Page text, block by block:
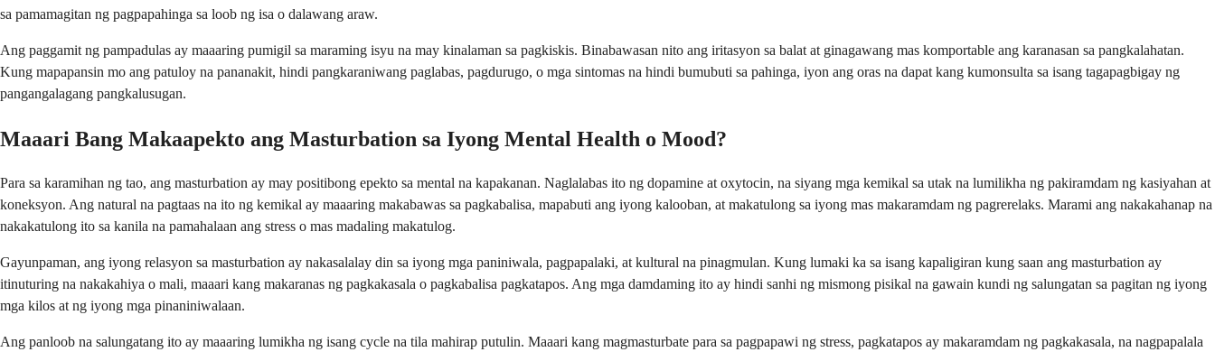
sa pamamagitan ng pagpapahinga sa loob ng isa o dalawang araw.
Ang paggamit ng pampadulas ay maaaring pumigil sa maraming isyu na may kinalaman sa pagkiskis. Binabawasan nito ang iritasyon sa balat at ginagawang mas komportable ang karanasan sa pangkalahatan.
Kung mapapansin mo ang patuloy na pananakit, hindi pangkaraniwang paglabas, pagdurugo, o mga sintomas na hindi bumubuti sa pahinga, iyon ang oras na dapat kang kumonsulta sa isang tagapagbigay ng
pangangalagang pangkalusugan.
Maaari Bang Makaapekto ang Masturbation sa Iyong Mental Health o Mood?
Para sa karamihan ng tao, ang masturbation ay may positibong epekto sa mental na kapakanan. Naglalabas ito ng dopamine at oxytocin, na siyang mga kemikal sa utak na lumilikha ng pakiramdam ng kasiyahan at
koneksyon. Ang natural na pagtaas na ito ng kemikal ay maaaring makabawas sa pagkabalisa, mapabuti ang iyong kalooban, at makatulong sa iyong mas makaramdam ng pagrerelaks. Marami ang nakakahanap na
nakakatulong ito sa kanila na pamahalaan ang stress o mas madaling makatulog.
Gayunpaman, ang iyong relasyon sa masturbation ay nakasalalay din sa iyong mga paniniwala, pagpapalaki, at kultural na pinagmulan. Kung lumaki ka sa isang kapaligiran kung saan ang masturbation ay
itinuturing na nakakahiya o mali, maaari kang makaranas ng pagkakasala o pagkabalisa pagkatapos. Ang mga damdaming ito ay hindi sanhi ng mismong pisikal na gawain kundi ng salungatan sa pagitan ng iyong
mga kilos at ng iyong mga pinaniniwalaan.
Ang panloob na salungatang ito ay maaaring lumikha ng isang cycle na tila mahirap putulin. Maaari kang magmasturbate para sa pagpapawi ng stress, pagkatapos ay makaramdam ng pagkakasala, na nagpapalala